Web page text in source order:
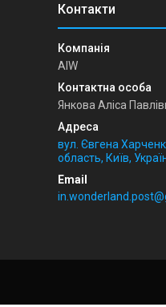
AIW
Янкова Аліса
вул. Євгена
область, Київ,